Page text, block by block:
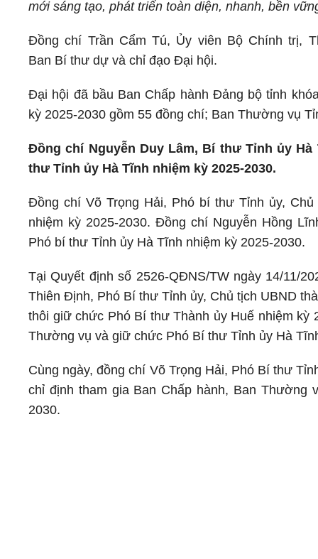
mới sáng tạo, phát triển toàn diện, nhanh, bền
Đồng chí Trần Cẩm Tú, Ủy viên Bộ Chính trị,
Ban Bí thư dự và chỉ đạo Đại hội.
Đại hội đã bầu Ban Chấp hành Đảng bộ tỉnh
kỳ 2025-2030 gồm 55 đồng chí; Ban Thường vụ
Đồng chí Nguyễn Duy Lâm, Bí thư Tỉnh ủy
thư Tỉnh ủy Hà Tĩnh nhiệm kỳ 2025-2030.
Đồng chí Võ Trọng Hải, Phó bí thư Tỉnh ủy,
nhiệm kỳ 2025-2030. Đồng chí Nguyễn Hồng
Phó bí thư Tỉnh ủy Hà Tĩnh nhiệm kỳ 2025-2030.
Tại Quyết định số 2526-QĐNS/TW ngày 14/11/
Thiên Định, Phó Bí thư Tỉnh ủy, Chủ tịch UBND
thôi giữ chức Phó Bí thư Thành ủy Huế nhiệm kỳ
Thường vụ và giữ chức Phó Bí thư Tỉnh ủy Hà
Cùng ngày, đồng chí Võ Trọng Hải, Phó Bí thư
chỉ định tham gia Ban Chấp hành, Ban
2030.